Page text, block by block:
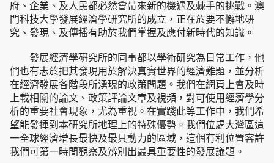
府、企業、及人民都必然會帶來新的機遇及棘手的挑戰。澳
門科技大學發展經濟學研究所的成立，正在於要不懈地硏
究、發現、及傳播有助於我們掌握及應付新時代的知識。
發展經濟學硏究所的同事都以學術研究為日常工作，他
們也有志於把其發現用於解決真實世界的經濟難題，並分析
在經濟發展各階段所湧現的政策問題。我們在網頁上會及時
上載相關的論文、政策評論文章及視頻，對可使用經濟學分
析的重要社會現象，尤為重視。在實踐此等工作中，我們希
望能發揮到本研究所地理上的特殊優勢。我們位處大灣區這
一全球經濟增長最快及最具動力的區域，這個有利位置容許
我們可第一時間觀察及辨別出最具重要性的發展議題。